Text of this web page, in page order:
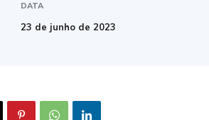
DATA
23 de junho de 2023